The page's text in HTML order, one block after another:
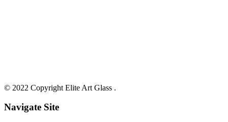
© 2022 Copyright Elite Art Glass .
Navigate Site